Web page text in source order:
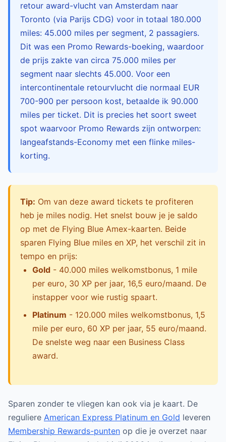
retour award-vlucht van Amsterdam naar
Toronto (via Parijs CDG) voor in totaal 180.000
miles: 45.000 miles per segment, 2 passagiers.
Dit was een Promo Rewards-boeking, waardoor
de prijs zakte van circa 75.000 miles per
segment naar slechts 45.000. Voor een
intercontinentale retourvlucht die normaal EUR
700-900 per persoon kost, betaalde ik 90.000
miles per ticket. Dit is precies het soort sweet
spot waarvoor Promo Rewards zijn ontworpen:
langeafstands-Economy met een flinke miles-
korting.
Tip: Om van deze award tickets te profiteren
heb je miles nodig. Het snelst bouw je je saldo
op met de Flying Blue Amex-kaarten. Beide
sparen Flying Blue miles en XP, het verschil zit in
tempo en prijs:
Gold - 40.000 miles welkomstbonus, 1 mile
per euro, 30 XP per jaar, 16,5 euro/maand. De
instapper voor wie rustig spaart.
Platinum - 120.000 miles welkomstbonus, 1,5
mile per euro, 60 XP per jaar, 55 euro/maand.
De snelste weg naar een Business Class
award.
Sparen zonder te vliegen kan ook via je kaart. De
reguliere American Express Platinum en Gold leveren
Membership Rewards-punten op die je overzet naar